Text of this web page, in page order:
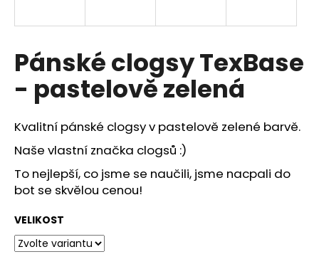
Pánské clogsy TexBase
- pastelově zelená
Kvalitní pánské clogsy v pastelově zelené barvě.
Naše vlastní značka clogsů :)
To nejlepší, co jsme se naučili, jsme nacpali do
bot se skvělou cenou!
VELIKOST
í
t
?
D
o
p